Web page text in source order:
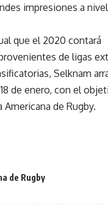
impresiones a nivel
que el 2020 contará
de ligas
Selknam
de enero, con el
de Rugby.
de Rugby